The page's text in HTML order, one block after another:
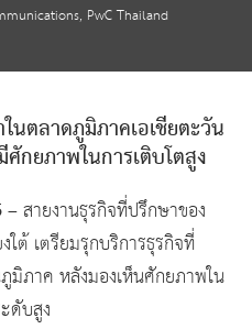
PwC Thailand
นตลาดภูมิภาคเอเชียตะวัน
กยภาพในการเติบโตสูง
– สายงานธุรกิจที่ปรึกษาของ
ใต้ เตรียมรุกบริการธุรกิจที่
มิภาค หลังมองเห็นศักยภาพใน
ดับสูง